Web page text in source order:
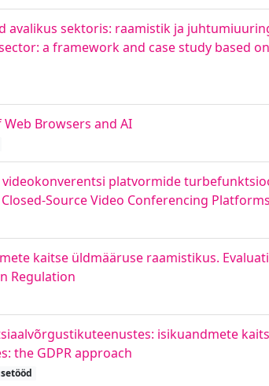
sektoris: raamistik ja
a framework and case study based
Browsers and AI
platvormide
Source Video Conferencing Platforms
kaitse üldmääruse raamistikus.
Regulation
isikuandmete
the GDPR approach